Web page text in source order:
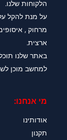
הלקוחות שלנו.
על מנת להקל
מרחוק ,
ארצית.
באתר שלנו
למחשב מוכן
מי אנחנו:
אודותינו
תקנון